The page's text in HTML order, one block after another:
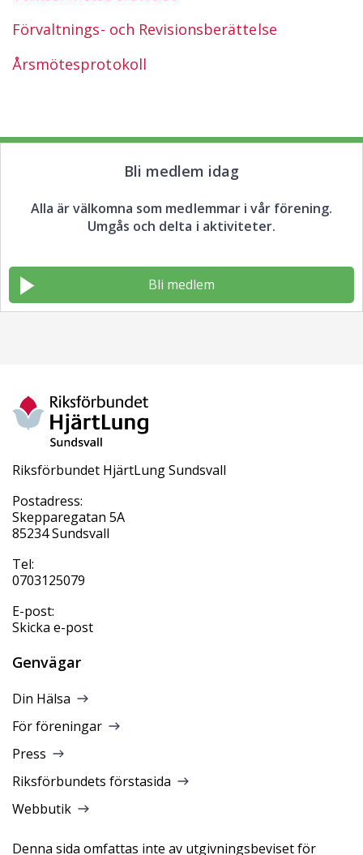
Förvaltnings- och Revisionsberättelse
Årsmötesprotokoll
Bli medlem idag
Alla är välkomna som medlemmar i vår förening.
Umgås och delta i aktiviteter.
Bli medlem
Riksförbundet HjärtLung Sundsvall
Postadress:
Skepparegatan 5A
85234 Sundsvall
Tel:
0703125079
E-post:
Skicka e-post
Genvägar
Din Hälsa
För föreningar
Press
Riksförbundets förstasida
Webbutik
Denna sida omfattas inte av utgivningsbeviset för